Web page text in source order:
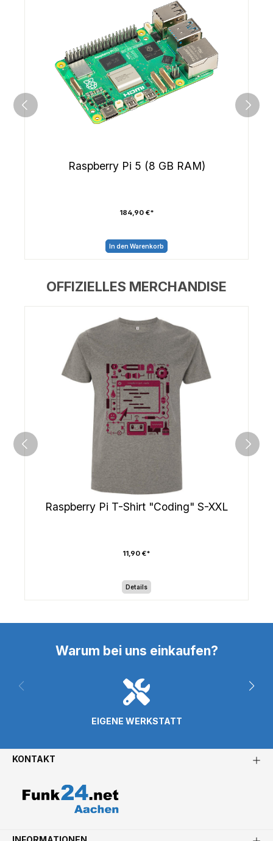
Raspberry Pi 5 (8 GB RAM)
184,90 €*
In den Warenkorb
OFFIZIELLES MERCHANDISE
Raspberry Pi T-Shirt "Coding" S-XXL
11,90 €*
Details
Warum bei uns einkaufen?
EIGENE WERKSTATT
KONTAKT